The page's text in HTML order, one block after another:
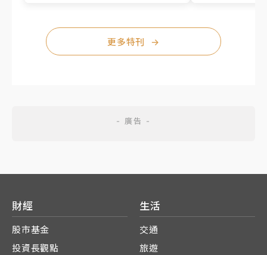
更多特刊 →
財經
股市基金
投資長觀點
生活
交通
旅遊